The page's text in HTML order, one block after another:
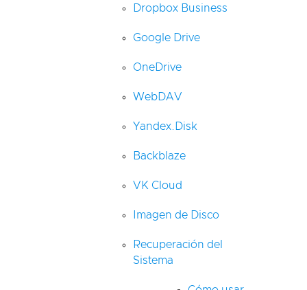
Dropbox Business
Google Drive
OneDrive
WebDAV
Yandex.Disk
Backblaze
VK Cloud
Imagen de Disco
Recuperación del
Sistema